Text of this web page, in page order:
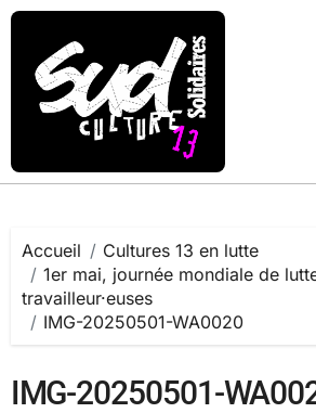
Passer
contenu
Accueil
Cultures 13 en lutte
1er mai, journée mondiale de
travailleur·euses
IMG-20250501-WA0020
IMG-20250501-